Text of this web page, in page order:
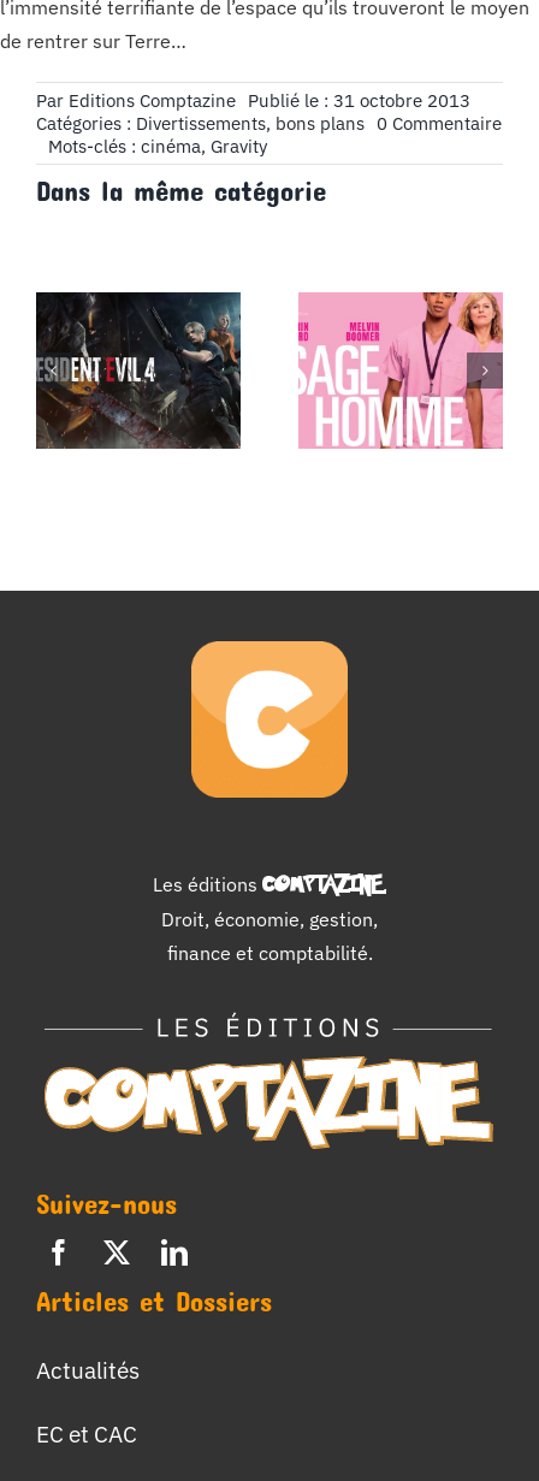
l’immensité terrifiante de l’espace qu’ils trouveront le moyen
de rentrer sur Terre…
Par Editions Comptazine Publié le : 31 octobre 2013
Catégories : Divertissements, bons plans 0 Commentaireon
:
Mots-clés : cinéma, Gravity
Dans la même catégorie
Jeu video :
Resident Evil
4
Cinéma :
Sage-Homme
Les éditions COMPTAZINE.
Droit, économie, gestion,
finance et comptabilité.
Suivez-nous
Articles et Dossiers
Actualités
EC et CAC